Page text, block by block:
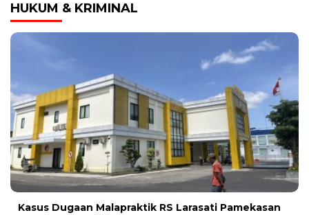
HUKUM & KRIMINAL
Kasus Dugaan Malapraktik RS Larasati Pamekasan